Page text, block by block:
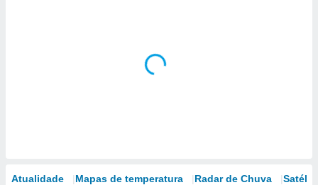
Atualidade Mapas de temperatura Radar de Chuva